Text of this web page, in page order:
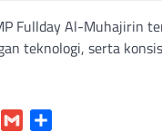
Fullday Al-Muhajirin
teknologi, serta
Threads
Gmail